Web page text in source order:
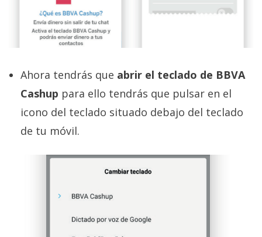
Ahora tendrás que abrir el teclado de BBVA
Cashup para ello tendrás que pulsar en el
icono del teclado situado debajo del teclado
de tu móvil.